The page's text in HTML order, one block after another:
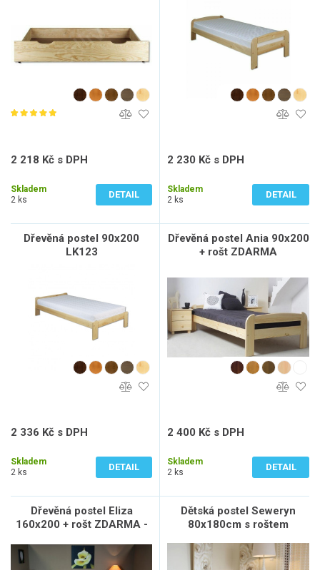
2 218 Kč s DPH
Skladem
2 ks
DETAIL
2 230 Kč s DPH
Skladem
2 ks
DETAIL
Dřevěná postel 90x200
LK123
2 336 Kč s DPH
Skladem
2 ks
DETAIL
Dřevěná postel Ania 90x200
+ rošt ZDARMA
2 400 Kč s DPH
Skladem
2 ks
DETAIL
Dřevěná postel Eliza
160x200 + rošt ZDARMA -
Dětská postel Seweryn
80x180cm s roštem